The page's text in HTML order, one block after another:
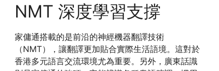
NMT 深度學習支撐
家傭通搭載的是前沿的神經機器翻譯技術
（NMT），讓翻譯更加貼合實際生活語境。這對於
香港多元語言交流環境尤為重要。另外，廣東話識